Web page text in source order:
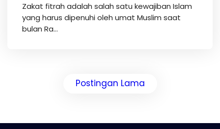
Zakat fitrah adalah salah satu kewajiban Islam
yang harus dipenuhi oleh umat Muslim saat
bulan Ra…
Postingan Lama